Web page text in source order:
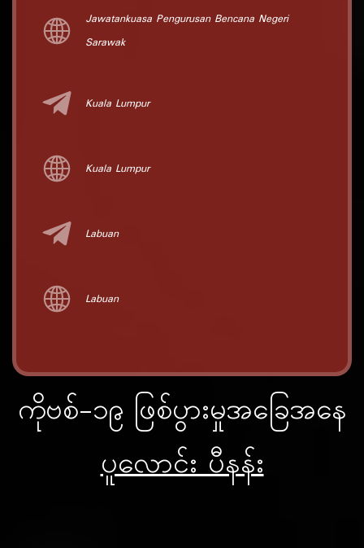
Jawatankuasa Pengurusan Bencana Negeri
Sarawak
Kuala Lumpur
Kuala Lumpur
Labuan
Labuan
ကိုဗစ်-၁၉ ဖြစ်ပွားမှုအခြေအနေ
ပူလောင်း ပီနန်း